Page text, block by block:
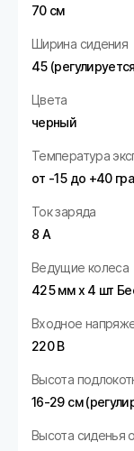
70 см
Ширина сидения
45
Цвета
черный
Температура
от -15 до +40
Ток заряда
8 А
Ведущие колеса
425 мм х 4 шт
Входное
220 В
Высота
16-29 см
Высота сиденья